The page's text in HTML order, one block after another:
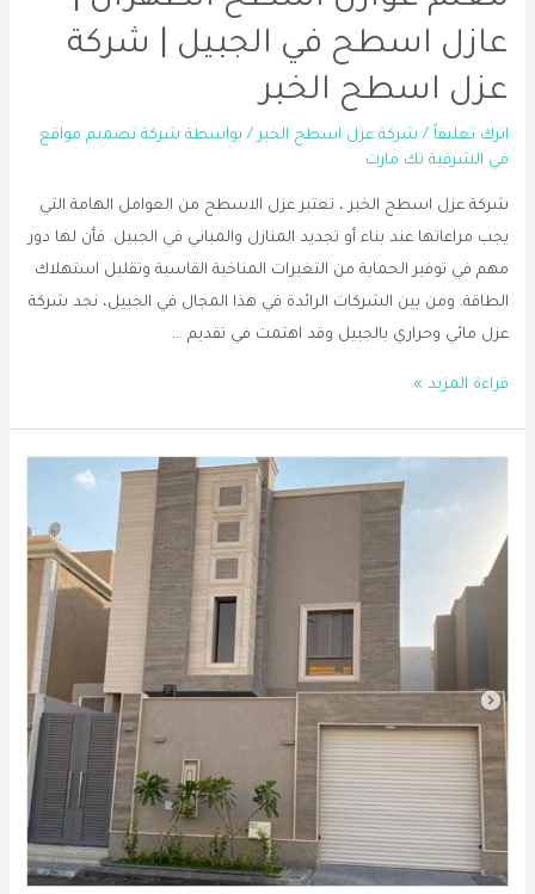
عازل اسطح في الجبيل | شركة
عزل اسطح الخبر
اترك تعليقاً / شركة عزل اسطح الخبر / بواسطة شركة تصميم مواقع
في الشرقية تك مارت
شركة عزل اسطح الخبر ، تعتبر عزل الاسطح من العوامل الهامة التي
يجب مراعاتها عند بناء أو تجديد المنازل والمباني في الجبيل. فأن لها دور
مهم في توفير الحماية من التغيرات المناخية القاسية وتقليل استهلاك
الطاقة. ومن بين الشركات الرائدة في هذا المجال في الجبيل، نجد شركة
عزل مائي وحراري بالجبيل وقد اهتمت في تقديم …
معلم
عازل
اسطح
شركة
عزل
اسطح
الخبر
قراءة المزيد »